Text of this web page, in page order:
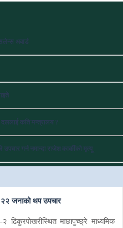
अवार्ड
कति मन्त्रालय ?
उपचार गर्न नमान्दा राजेश कार्कीको मृत्यू
२२ जनाको थप उपचार
ढिकुरपोखरीस्थित माछापुच्छ्रे माध्यमिक